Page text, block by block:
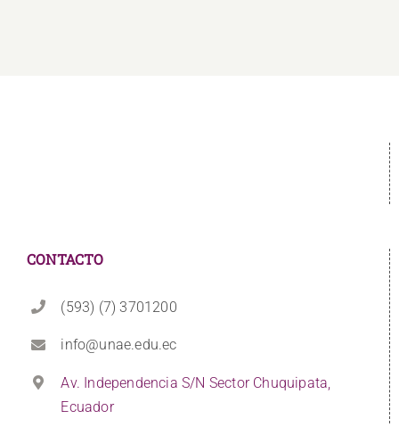
CONTACTO
(593) (7) 3701200
info@unae.edu.ec
Av. Independencia S/N Sector Chuquipata,
Ecuador